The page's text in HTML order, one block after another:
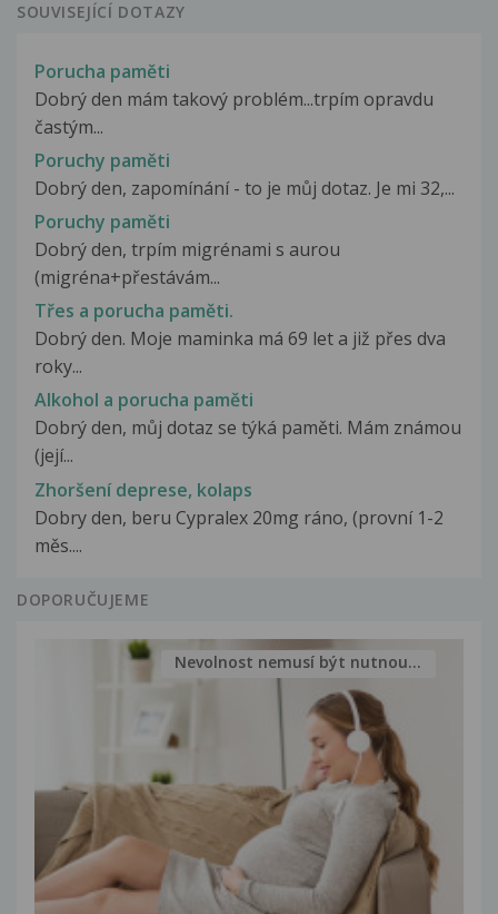
SOUVISEJÍCÍ DOTAZY
Porucha paměti
Dobrý den mám takový problém...trpím opravdu
častým...
Poruchy paměti
Dobrý den, zapomínání - to je můj dotaz. Je mi 32,...
Poruchy paměti
Dobrý den, trpím migrénami s aurou
(migréna+přestávám...
Třes a porucha paměti.
Dobrý den. Moje maminka má 69 let a již přes dva
roky...
Alkohol a porucha paměti
Dobrý den, můj dotaz se týká paměti. Mám známou
(její...
Zhoršení deprese, kolaps
Dobry den, beru Cypralex 20mg ráno, (provní 1-2
měs....
DOPORUČUJEME
Nevolnost nemusí být nutnou...